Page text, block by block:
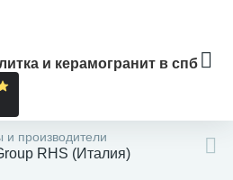
и керамогранит в спб
и производители
RHS (Италия)